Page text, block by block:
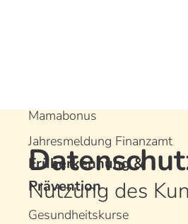
Mamabonus
Jahresmeldung Finanzamt
Früherkennung &
Prävention
Gesundheitskurse
Nutzung des